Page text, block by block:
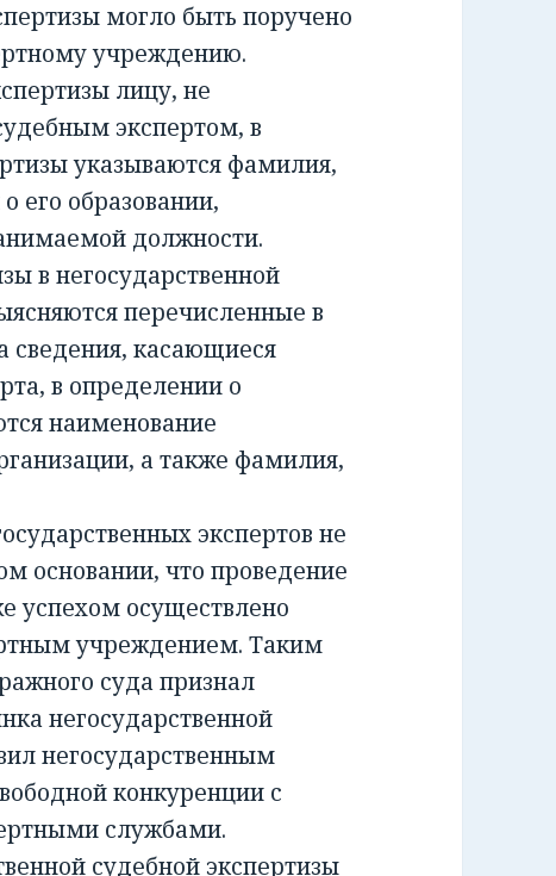
могло быть поручено
учреждению.
лицу, не
экспертом, в
указываются фамилия,
его образовании,
должности.
в негосударственной
перечисленные в
сведения, касающиеся
в определении о
наименование
а также фамилия,
экспертов не
основании, что проведение
успехом осуществлено
учреждением. Таким
суда признал
негосударственной
негосударственным
конкуренции с
службами.
судебной экспертизы